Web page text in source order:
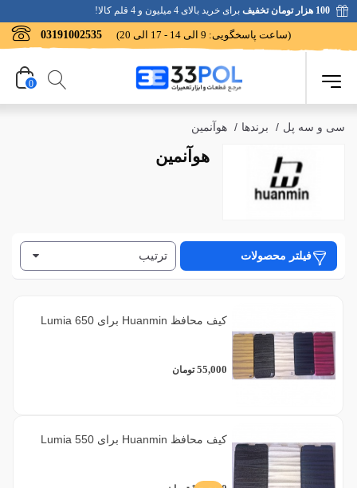
100 هزار تومان تخفیف برای خرید بالای 4 میلیون و 4 قلم کالا!
03191002535 (ساعت پاسخگویی: 9 الی 14 - 17 الی 20)
0
سی و سه پل / برندها / هوآنمین
هوآنمین
فیلتر محصولات ترتیب
کیف محافظ Huanmin برای Lumia 650
55,000 تومان
کیف محافظ Huanmin برای Lumia 550